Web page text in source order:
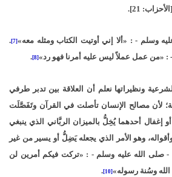
[الأحزاب: 21].
وسلم - : «ألا إني أوتيت الكتاب ومثله معه»[7]
.
: «من عمل عملاً ليس عليه أمرنا فهو رد»[8]
.
ونظيراتها نعلم أن العلاقة بين تدبر طرفي
لأن مصالح الإنسان تأصلت في القرآن وتَفَصَّلَت
إغفال أحدهما يُخِلُّ بالميزان الربَّاني الذي ينبغي
وهو الأمر الذي يجعله يَضِلُّ أو يسير من غير
- صلى الله عليه وسلم - : «تركت فيكم أمرين لن
وسُنة رسوله»[10]
.